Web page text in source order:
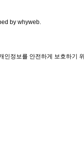
by whyweb
정보를 안전하게 보호하기